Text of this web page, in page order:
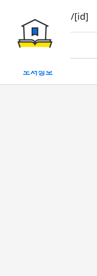
book/rent/[id]
대여
도서정보